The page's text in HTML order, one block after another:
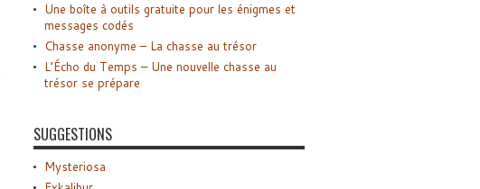
Une boîte à outils gratuite pour les énigmes et
messages codés
Chasse anonyme – La chasse au trésor
L’Écho du Temps – Une nouvelle chasse au
trésor se prépare
SUGGESTIONS
Mysteriosa